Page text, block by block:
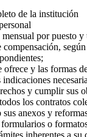
de la institución
por puesto
ofrece y las formas
y cumplir sus
los contratos
anexos y
o
inherentes a su